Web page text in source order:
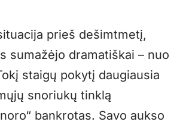
prieš dešimtmetį,
sumažėjo dramatiškai – nuo
staigų pokytį daugiausia
snoriukų tinklą
bankrotas. Savo aukso